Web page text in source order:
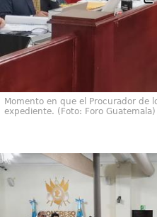
Momento en que el Procurador de
expediente. (Foto: Foro Guatemala)